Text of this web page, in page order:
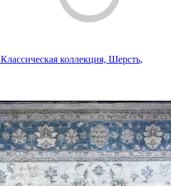
Классическая коллекция, Шерсть,